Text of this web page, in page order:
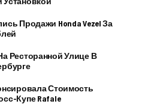
Продажи Honda Vezel За
Ресторанной Улице В
Стоимость
Купе Rafale